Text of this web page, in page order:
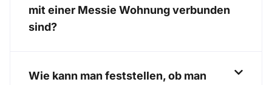
mit einer Messie Wohnung verbunden
sind?
Wie kann man feststellen, ob man